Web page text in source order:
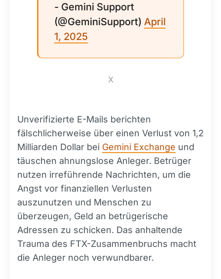
- Gemini Support
(@GeminiSupport) April
1, 2025
X
Unverifizierte E-Mails berichten
fälschlicherweise über einen Verlust von 1,2
Milliarden Dollar bei Gemini Exchange und
täuschen ahnungslose Anleger. Betrüger
nutzen irreführende Nachrichten, um die
Angst vor finanziellen Verlusten
auszunutzen und Menschen zu
überzeugen, Geld an betrügerische
Adressen zu schicken. Das anhaltende
Trauma des FTX-Zusammenbruchs macht
die Anleger noch verwundbarer.